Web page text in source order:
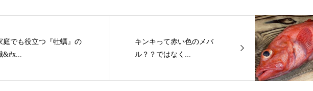
庭でも役立つ『牡蠣』の
&#x...
キンキって赤い色のメバ
ル？？ではなく...